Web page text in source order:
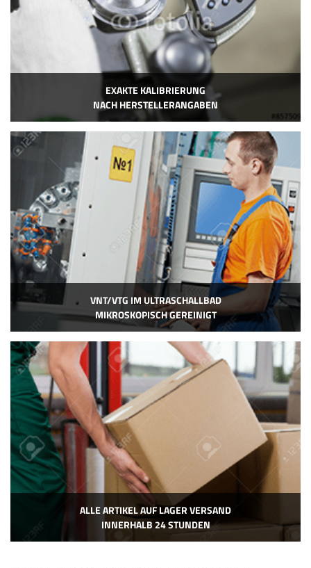
EXAKTE KALIBRIERUNG
NACH HERSTELLERANGABEN
VNT/VTG IM ULTRASCHALLBAD
MIKROSKOPISCH GEREINIGT
ALLE ARTIKEL AUF LAGER VERSAND
INNERHALB 24 STUNDEN